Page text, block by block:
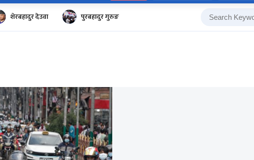
शेरबहादुर देउवा पुरबहादुर गुरुङ